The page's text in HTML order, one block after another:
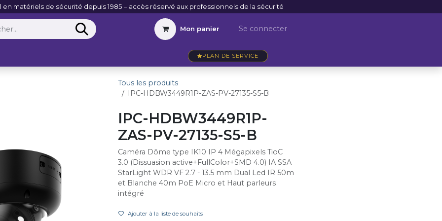
matériels de sécurité depuis 1985 – accès réservé aux professionnels de la sécurité
Mon panier Se connecter
PLAN DE SERVICE
Tous les produits
IPC-HDBW3449R1P-ZAS-PV-27135-S5-B
IPC-HDBW3449R1P-
ZAS-PV-27135-S5-B
Caméra Dôme type IK10 IP 4 Mégapixels TioC
3.0 (Dissuasion active+FullColor+SMD 4.0) IA SSA
StarLight WDR VF 2.7 - 13.5 mm Dual Led IR 50m
et Blanche 40m PoE Micro et Haut parleurs
intégré
Ajouter à la liste de souhaits